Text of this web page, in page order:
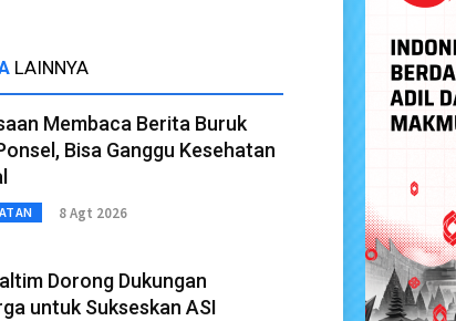
LAINNYA
Membaca Berita Buruk
Bisa Ganggu Kesehatan
8 Agt 2026
Dorong Dukungan
untuk Sukseskan ASI